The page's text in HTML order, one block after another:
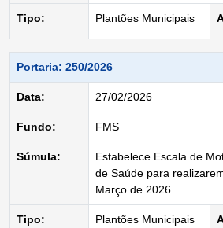
Tipo: Plantões Municipais
Portaria: 250/2026
Data: 27/02/2026
Fundo: FMS
Súmula:
Estabelece Escala de
de Saúde para
Março de 2026
Tipo: Plantões Municipais